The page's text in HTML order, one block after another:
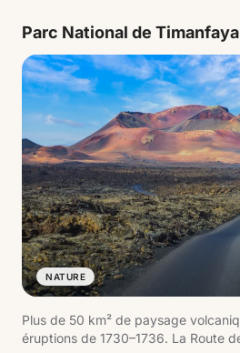
Parc National de Timanfaya
NATURE
Plus de 50 km² de paysage
éruptions de 1730–1736. La Route